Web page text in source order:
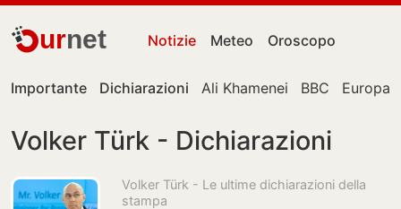
urnet Notizie Meteo Oroscopo
Importante Dichiarazioni Ali Khamenei BBC Europa
Volker Türk - Dichiarazioni
Volker Türk - Le ultime dichiarazioni della
stampa